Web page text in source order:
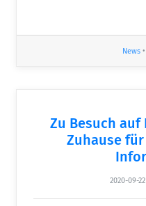
News•
Zu Besuch auf
Zuhause
2020-09-22